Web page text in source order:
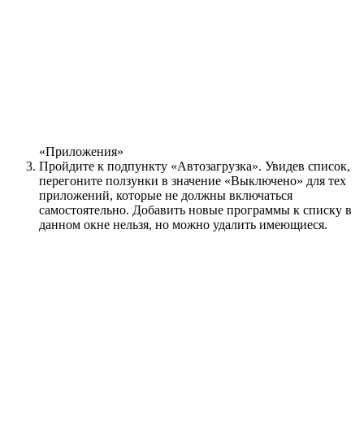
«Приложения»
Пройдите к подпункту «Автозагрузка». Увидев список,
перегоните ползунки в значение «Выключено» для тех
приложений, которые не должны включаться
самостоятельно. Добавить новые программы к списку в
данном окне нельзя, но можно удалить имеющиеся.